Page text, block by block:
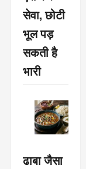
सेवा, छोटी
भूल पड़
सकती है
भारी
ढाबा जैसा